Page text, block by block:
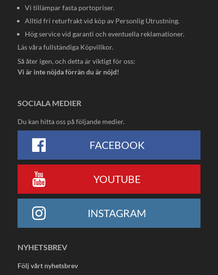
Vi tillämpar fasta portopriser.
Alltid fri returfrakt vid köp av Personlig Utrustning.
Hög service vid garanti och eventuella reklamationer.
Läs våra fullständiga Köpvillkor.
Så åter igen, och detta är viktigt för oss:
Vi är inte nöjda förrän du är nöjd!
SOCIALA MEDIER
Du kan hitta oss på följande medier.
FACEBOOK
YOUTUBE
INSTAGRAM
NYHETSBREV
Följ vårt nyhetsbrev